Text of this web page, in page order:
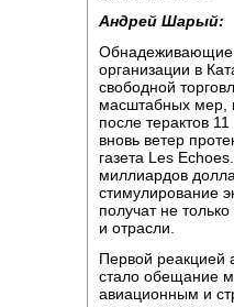
Андрей Шарый:
Обнадеживающие
организации в
свободной
масштабных мер,
после терактов
вновь ветер
газета Les
миллиардов
стимулирование
получат не
и отрасли.
Первой реакцией
стало обещание
авиационным и